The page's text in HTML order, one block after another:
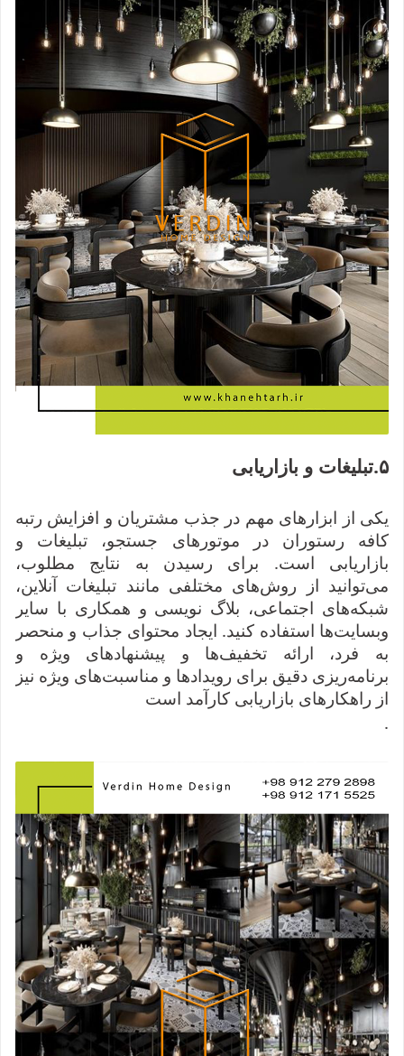
۵.تبلیغات و بازاریابی
یکی از ابزارهای مهم در جذب مشتریان و افزایش رتبه
کافه رستوران در موتورهای جستجو، تبلیغات و
بازاریابی است. برای رسیدن به نتایج مطلوب،
می‌توانید از روش‌های مختلفی مانند تبلیغات آنلاین،
شبکه‌های اجتماعی، بلاگ نویسی و همکاری با سایر
وبسایت‌ها استفاده کنید. ایجاد محتوای جذاب و منحصر
به فرد، ارائه تخفیف‌ها و پیشنهادهای ویژه و
برنامه‌ریزی دقیق برای رویدادها و مناسبت‌های ویژه نیز
از راهکارهای بازاریابی کارآمد است
.